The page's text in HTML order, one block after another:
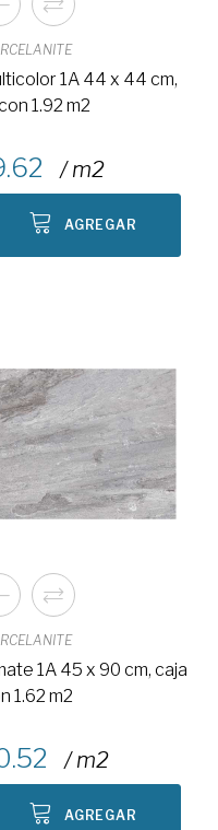
1A 44 x 44 cm,
1.92 m2
/ m2
AGREGAR
1A 45 x 90 cm, caja
1.62 m2
/ m2
AGREGAR